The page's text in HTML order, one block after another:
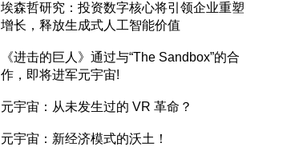
埃森哲研究：投资数字核心将引领企业重塑
增长，释放生成式人工智能价值
《进击的巨人》通过与“The Sandbox”的合
作，即将进军元宇宙!
元宇宙：从未发生过的 VR 革命？
元宇宙：新经济模式的沃土！